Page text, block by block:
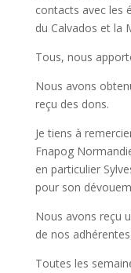
contacts avec les
du Calvados et la
Tous, nous
Nous avons
reçu des dons.
Je tiens à
Fnapog
en particulier
pour son
Nous avons reçu
de nos
Toutes les